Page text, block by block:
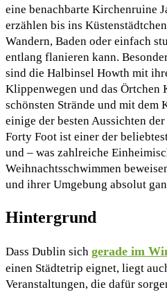
eine benachbarte Kirchenruine
erzählen bis ins
Wandern, Baden oder einfach
entlang flanieren kann.
sind die Halbinsel Howth mit
Klippenwegen und das Örtchen
schönsten Strände und mit
einige der besten Aussichten
Forty Foot ist einer der
und – was zahlreiche
Weihnachtsschwimmen
und ihrer Umgebung absolut
Hintergrund
Dass Dublin sich gerade im
einen Städtetrip eignet, liegt
Veranstaltungen, die dafür